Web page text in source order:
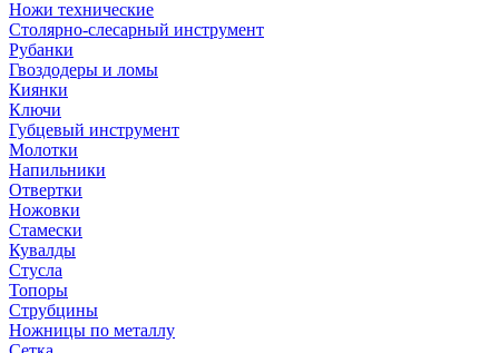
Ножи технические
Столярно-слесарный инструмент
Рубанки
Гвоздодеры и ломы
Киянки
Ключи
Губцевый инструмент
Молотки
Напильники
Отвертки
Ножовки
Стамески
Кувалды
Стусла
Топоры
Струбцины
Ножницы по металлу